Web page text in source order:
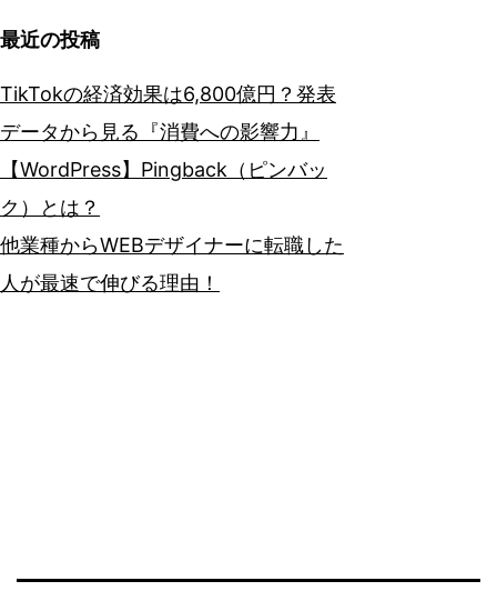
最近の投稿
TikTokの経済効果は6,800億円？発表
データから見る『消費への影響力』
【WordPress】Pingback（ピンバッ
ク）とは？
他業種からWEBデザイナーに転職した
人が最速で伸びる理由！